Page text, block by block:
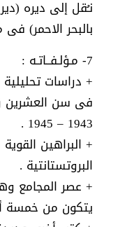
نـُقل إلى ديره
بالبحر الاحمر)
7- مـؤلـفــاتـه :
+ دراسات
فى سن العشرين
1943 – 1945 .
+ البراهين
البروتستانتية .
+ عصر المجامع
يتكون من خمسة